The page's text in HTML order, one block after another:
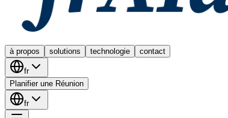
à propos solutions technologie contact
fr
Planifier une Réunion
fr